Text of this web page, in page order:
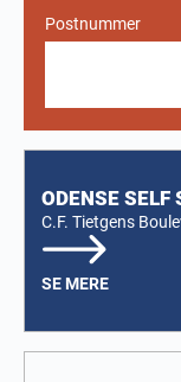
Postnummer
ODENSE SELF
C.F. Tietgens
SE MERE